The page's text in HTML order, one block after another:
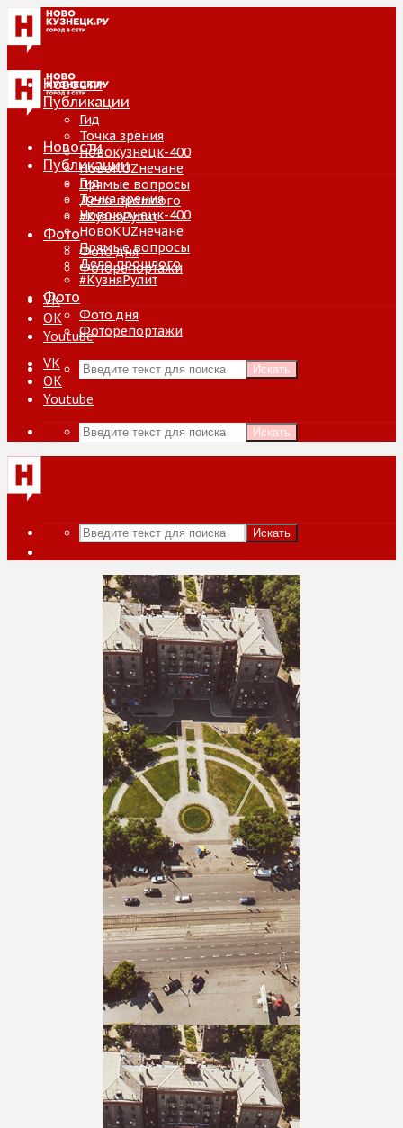
Новости
Публикации
Гид
Точка зрения
Новокузнецк-400
НовоKUZнечане
Прямые вопросы
Дело прошлого
#КузняРулит
Фото
Фото дня
Фоторепортажи
VK
ОК
Youtube
Искать
Новости
Публикации
Гид
Точка зрения
Новокузнецк-400
НовоKUZнечане
Прямые вопросы
Дело прошлого
#КузняРулит
Фото
Фото дня
Фоторепортажи
VK
ОК
Youtube
Искать
Искать